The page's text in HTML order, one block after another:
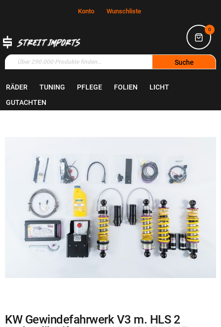
Konto Wunschliste
0
Suche
RÄDER TUNING PFLEGE FOLIEN
LICHT
GUTACHTEN
Zum
Ende
Zum
Anfang
KW Gewindefahrwerk V3 m. HLS 2